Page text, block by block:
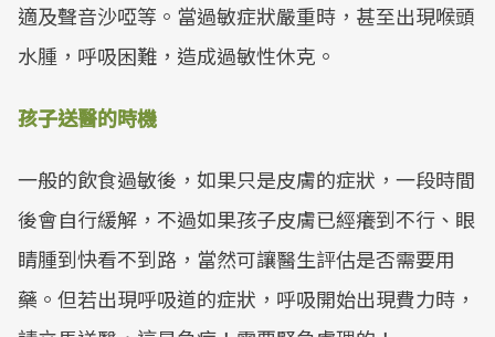
適及聲音沙啞等。當過敏症狀嚴重時，甚至出現喉頭
水腫，呼吸困難，造成過敏性休克。
孩子送醫的時機
一般的飲食過敏後，如果只是皮膚的症狀，一段時間
後會自行緩解，不過如果孩子皮膚已經癢到不行、眼
睛腫到快看不到路，當然可讓醫生評估是否需要用
藥。但若出現呼吸道的症狀，呼吸開始出現費力時，